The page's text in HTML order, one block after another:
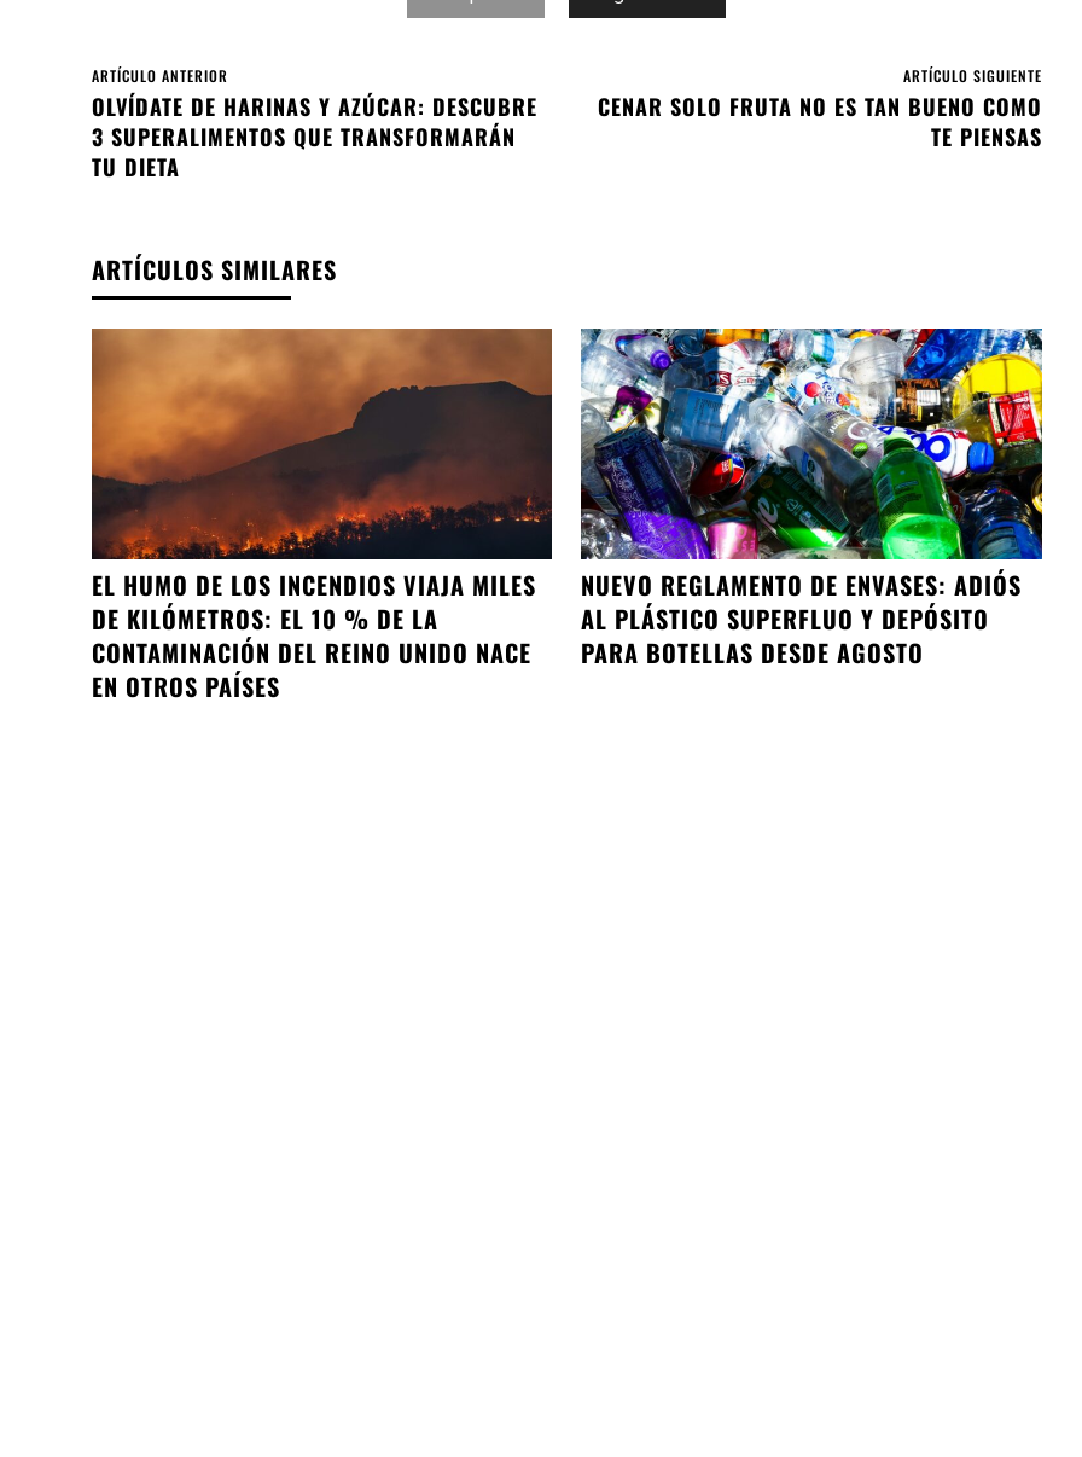
ARTÍCULO ANTERIOR
OLVÍDATE DE HARINAS Y AZÚCAR: DESCUBRE
3 SUPERALIMENTOS QUE TRANSFORMARÁN
TU DIETA
ARTÍCULO SIGUIENTE
CENAR SOLO FRUTA NO ES TAN BUENO COMO
TE PIENSAS
ARTÍCULOS SIMILARES
EL HUMO DE LOS INCENDIOS VIAJA MILES
DE KILÓMETROS: EL 10 % DE LA
CONTAMINACIÓN DEL REINO UNIDO NACE
EN OTROS PAÍSES
NUEVO REGLAMENTO DE ENVASES: ADIÓS
AL PLÁSTICO SUPERFLUO Y DEPÓSITO
PARA BOTELLAS DESDE AGOSTO